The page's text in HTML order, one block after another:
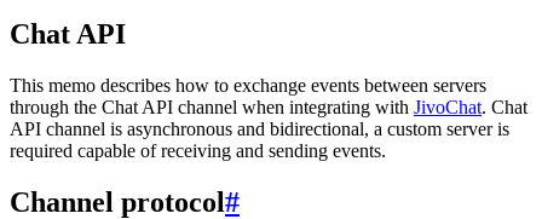
Chat API
This memo describes how to exchange events between servers
through the Chat API channel when integrating with JivoChat. Chat
API channel is asynchronous and bidirectional, a custom server is
required capable of receiving and sending events.
Channel protocol#